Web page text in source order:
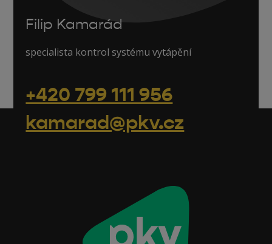
Filip Kamarád
specialista kontrol systému vytápění
+420 799 111 956
kamarad@pkv.cz